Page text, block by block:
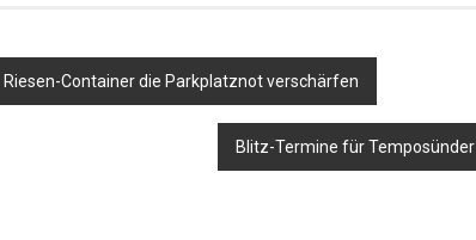
Container die Parkplatznot verschärfen
Blitz-Termine für Temposünder